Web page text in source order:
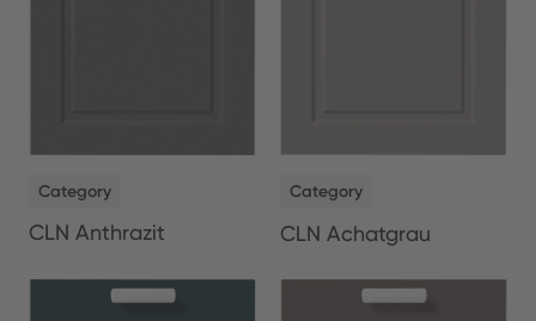
Category
CLN Anthrazit
Category
CLN Achatgrau